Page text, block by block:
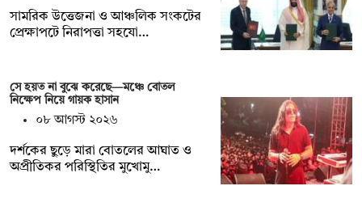
সামরিক উত্তেজনা ও আঞ্চলিক সংকটের
প্রেক্ষাপটে নিরাপত্তা সহযো…
সে হয়ত না ‍বুঝে করেছে—মঞ্চে বোতল
নিক্ষেপ নিয়ে গায়ক হাসান
০৮ আগস্ট ২০২৬
দর্শকের ছুড়ে মারা বোতলের আঘাত ও
অপ্রীতিকর পরিস্থিতির মুখোমু…